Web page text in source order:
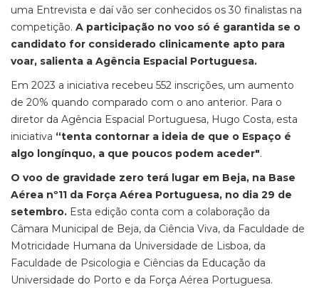
uma Entrevista e daí vão ser conhecidos os 30 finalistas na
competição. A participação no voo só é garantida se o
candidato for considerado clinicamente apto para
voar, salienta a Agência Espacial Portuguesa.
Em 2023 a iniciativa recebeu 552 inscrições, um aumento
de 20% quando comparado com o ano anterior. Para o
diretor da Agência Espacial Portuguesa, Hugo Costa, esta
iniciativa “tenta contornar a ideia de que o Espaço é
algo longínquo, a que poucos podem aceder".
O voo de gravidade zero terá lugar em Beja, na Base
Aérea nº11 da Força Aérea Portuguesa, no dia 29 de
setembro. Esta edição conta com a colaboração da
Câmara Municipal de Beja, da Ciência Viva, da Faculdade de
Motricidade Humana da Universidade de Lisboa, da
Faculdade de Psicologia e Ciências da Educação da
Universidade do Porto e da Força Aérea Portuguesa.